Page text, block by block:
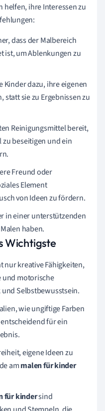
ihre Interessen zu
dass der Malbereich
ist, um Ablenkungen zu
Kinder dazu, ihre eigenen
statt sie zu Ergebnissen zu
Reinigungsmittel bereit,
beseitigen und ein
Freund oder
Element
von Ideen zu fördern.
in einer unterstützenden
haben.
Wichtigste
kreative Fähigkeiten,
und motorische
Selbstbewusstsein.
wie ungiftige Farben
für ein
eigene Ideen zu
ammalen für kinder
für kindersind